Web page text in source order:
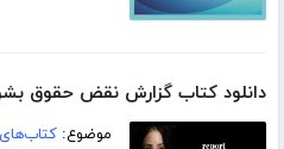
دانلود کتاب گزارش نقض حقوق بشر در
موضوع: